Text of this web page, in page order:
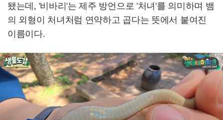
됐는데, '비바리'는 제주 방언으로 '처녀'를 의미하며 뱀
의 외형이 처녀처럼 연약하고 곱다는 뜻에서 붙여진
이름이다.